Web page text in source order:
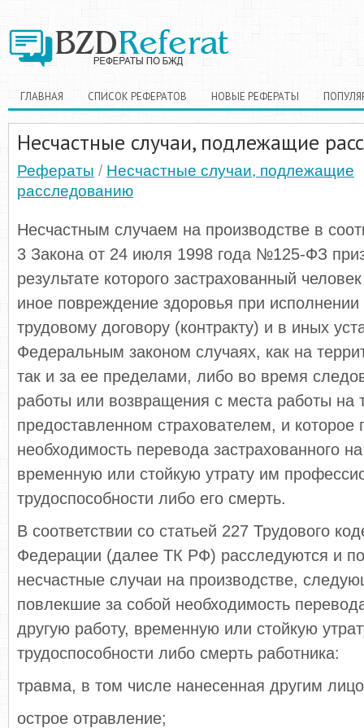
ГЛАВНАЯ СПИСОК РЕФЕРАТОВ НОВЫЕ РЕФЕРАТЫ
Несчастные случаи, подлежащие
Рефераты / Несчастные случаи, подлежащие
расследованию
Несчастным случаем на производстве в
3 Закона от 24 июля 1998 года №125-ФЗ
результате которого застрахованный
иное повреждение здоровья при
трудовому договору (контракту) и в иных
Федеральным законом случаях, как на
так и за ее пределами, либо во время
работы или возвращения с места работы на
предоставленном страхователем, и которое
необходимость перевода застрахованного
временную или стойкую утрату им
трудоспособности либо его смерть.
В соответствии со статьей 227 Трудового
Федерации (далее ТК РФ) расследуются и
несчастные случаи на производстве,
повлекшие за собой необходимость
другую работу, временную или стойкую
трудоспособности либо смерть работника:
травма, в том числе нанесенная другим
острое отравление;